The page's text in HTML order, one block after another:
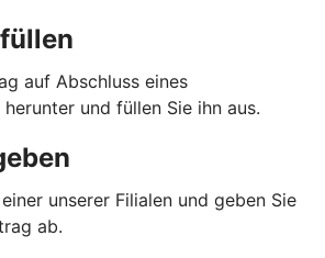
auf Abschluss eines
und füllen Sie ihn aus.
unserer Filialen und geben Sie
ab.